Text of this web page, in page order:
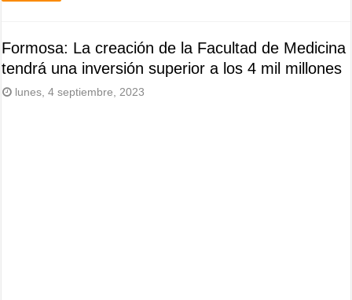
Formosa: La creación de la Facultad de Medicina
tendrá una inversión superior a los 4 mil millones
lunes, 4 septiembre, 2023